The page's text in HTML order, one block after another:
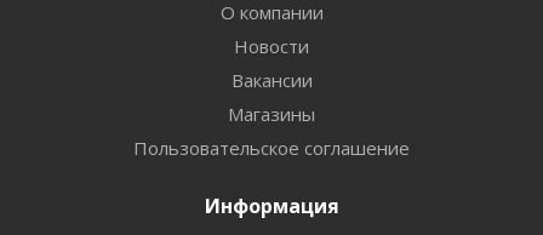
О компании
Новости
Вакансии
Магазины
Пользовательское соглашение
Информация